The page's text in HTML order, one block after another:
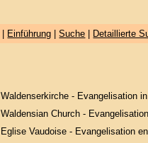
Einführung |Suche Detaillierte
Waldenserkirche - Evangelisation
Waldensian Church -
Eglise Vaudoise - Evangelisation